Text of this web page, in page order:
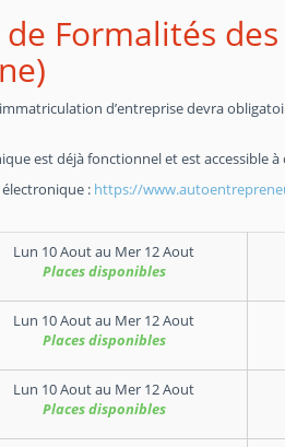
de Formalités
d’entreprise devra
est déjà fonctionnel et est accessible à
électronique : https://
Lun 10 Aoutau Mer 12 Aout
Places disponibles
Lun 10 Aoutau Mer 12 Aout
Places disponibles
Lun 10 Aoutau Mer 12 Aout
Places disponibles